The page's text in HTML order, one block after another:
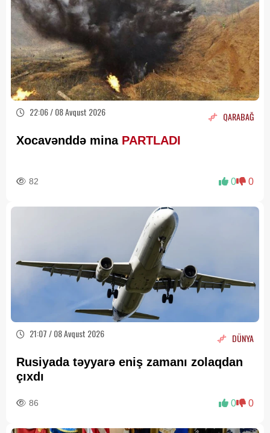
22:06 / 08 Avqust 2026 QARABAĞ
Xocavənddə mina PARTLADI
82 0 0
21:07 / 08 Avqust 2026 DÜNYA
Rusiyada təyyarə eniş zamanı zolaqdan
çıxdı
86 0 0